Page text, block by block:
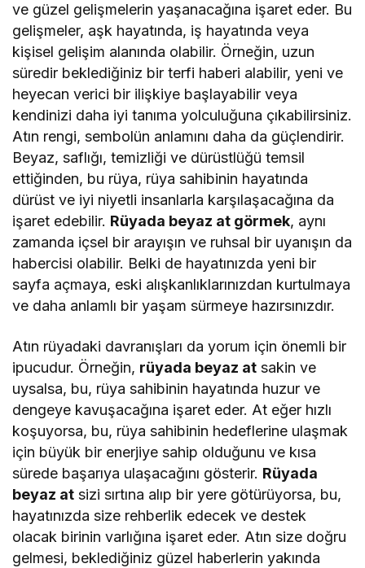
ve güzel gelişmelerin yaşanacağına işaret eder. Bu
gelişmeler, aşk hayatında, iş hayatında veya
kişisel gelişim alanında olabilir. Örneğin, uzun
süredir beklediğiniz bir terfi haberi alabilir, yeni ve
heyecan verici bir ilişkiye başlayabilir veya
kendinizi daha iyi tanıma yolculuğuna çıkabilirsiniz.
Atın rengi, sembolün anlamını daha da güçlendirir.
Beyaz, saflığı, temizliği ve dürüstlüğü temsil
ettiğinden, bu rüya, rüya sahibinin hayatında
dürüst ve iyi niyetli insanlarla karşılaşacağına da
işaret edebilir. Rüyada beyaz at görmek, aynı
zamanda içsel bir arayışın ve ruhsal bir uyanışın da
habercisi olabilir. Belki de hayatınızda yeni bir
sayfa açmaya, eski alışkanlıklarınızdan kurtulmaya
ve daha anlamlı bir yaşam sürmeye hazırsınızdır.
Atın rüyadaki davranışları da yorum için önemli bir
ipucudur. Örneğin, rüyada beyaz at sakin ve
uysalsa, bu, rüya sahibinin hayatında huzur ve
dengeye kavuşacağına işaret eder. At eğer hızlı
koşuyorsa, bu, rüya sahibinin hedeflerine ulaşmak
için büyük bir enerjiye sahip olduğunu ve kısa
sürede başarıya ulaşacağını gösterir. Rüyada
beyaz at sizi sırtına alıp bir yere götürüyorsa, bu,
hayatınızda size rehberlik edecek ve destek
olacak birinin varlığına işaret eder. Atın size doğru
gelmesi, beklediğiniz güzel haberlerin yakında